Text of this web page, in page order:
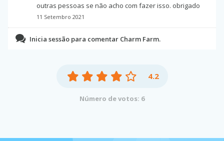
outras pessoas se não acho com fazer isso. obrigado
11 Setembro 2021
Inicia sessão para comentar Charm Farm.
4.2
Número de votos: 6